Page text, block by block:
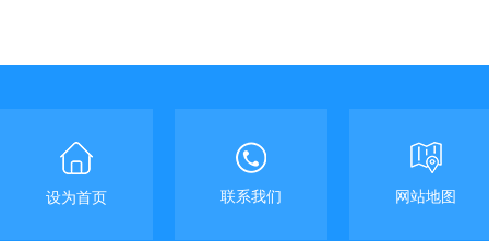
设为首页 联系我们 网站地图